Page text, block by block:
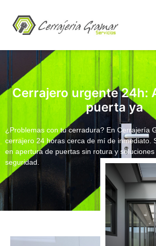
Cerrajero urgente 24h:
puerta ya
¿Problemas con tu cerradura? En Cerrajería
cerrajero 24 horas cerca de mí de inmediato.
en apertura de puertas sin rotura y
seguridad.